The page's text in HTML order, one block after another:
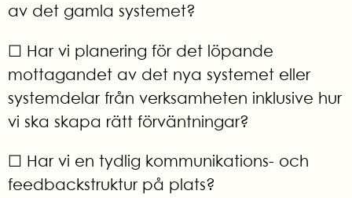
av det gamla systemet?
☐ Har vi planering för det löpande
mottagandet av det nya systemet eller
systemdelar från verksamheten inklusive hur
vi ska skapa rätt förväntningar?
☐ Har vi en tydlig kommunikations- och
feedbackstruktur på plats?